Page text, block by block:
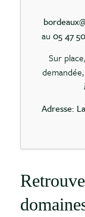
au 05 47
Sur
Adresse: